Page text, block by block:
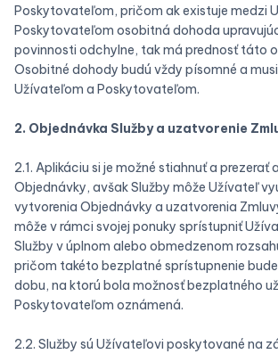
Poskytovateľom, pričom ak existuje medzi
Poskytovateľom osobitná dohoda
povinnosti odchylne, tak má prednosť táto
Osobitné dohody budú vždy písomné a
Užívateľom a Poskytovateľom.
2. Objednávka Služby a uzatvorenie
2.1. Aplikáciu si je možné stiahnuť a prezerať
Objednávky, avšak Služby môže Užívateľ
vytvorenia Objednávky a uzatvorenia
môže v rámci svojej ponuky sprístupniť
Služby v úplnom alebo obmedzenom
pričom takéto bezplatné sprístupnenie
dobu, na ktorú bola možnosť bezplatného
Poskytovateľom oznámená.
2.2. Služby sú Užívateľovi poskytované na